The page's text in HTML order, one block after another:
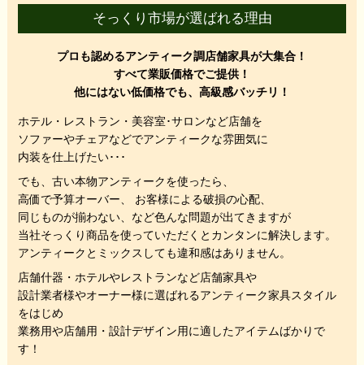
そっくり市場が選ばれる理由
プロも認めるアンティーク調店舗家具が大集合！
すべて業販価格でご提供！
他にはない低価格でも、高級感バッチリ！
ホテル・レストラン・美容室･サロンなど店舗を
ソファーやチェアなどでアンティークな雰囲気に
内装を仕上げたい･･･
でも、 古い本物アンティークを使ったら、
高価で予算オーバー、 お客様による破損の心配、
同じものが揃わない、 など色んな問題が出てきますが
当社そっくり商品を使っていただくと カンタンに解決します。
アンティークとミックスしても違和感はありません。
店舗什器・ホテルやレストランなど店舗家具や
設計業者様やオーナー様に選ばれるアンティーク家具スタイル
をはじめ
業務用や店舗用・設計デザイン用に適したアイテムばかりで
す！